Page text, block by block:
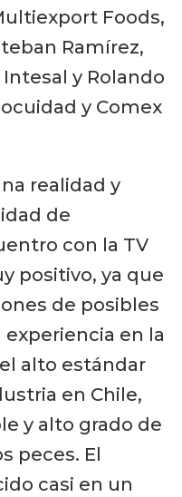
Foods,
Ramírez,
y Rolando
y Comex
realidad y
de
con la TV
positivo, ya que
de posibles
en la
alto estándar
en Chile,
y alto grado de
peces. El
casi en un